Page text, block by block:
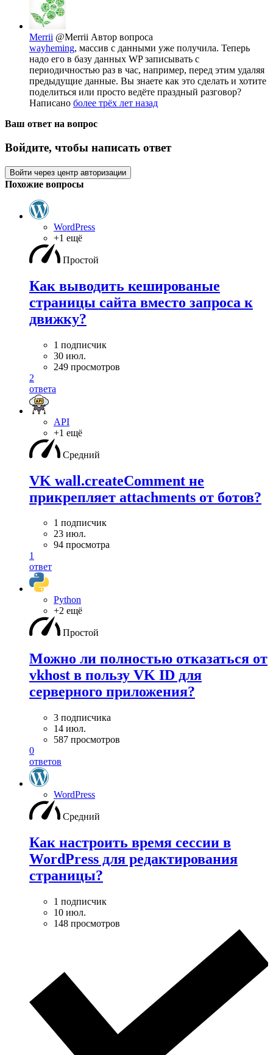
Merrii @Merrii Автор вопроса
wayheming, массив с данными уже получила. Теперь
надо его в базу данных WP записывать с
периодичностью раз в час, например, перед этим удаляя
предыдущие данные. Вы знаете как это сделать и хотите
поделиться или просто ведёте праздный разговор?
Написано более трёх лет назад
Ваш ответ на вопрос
Войдите, чтобы написать ответ
Войти через центр авторизации
Похожие вопросы
WordPress
+1 ещё
Простой
Как выводить кешированые
страницы сайта вместо запроса к
движку?
1 подписчик
30 июл.
249 просмотров
2
ответа
API
+1 ещё
Средний
VK wall.createComment не
прикрепляет attachments от ботов?
1 подписчик
23 июл.
94 просмотра
1
ответ
Python
+2 ещё
Простой
Можно ли полностью отказаться от
vkhost в пользу VK ID для
серверного приложения?
3 подписчика
14 июл.
587 просмотров
0
ответов
WordPress
Средний
Как настроить время сессии в
WordPress для редактирования
страницы?
1 подписчик
10 июл.
148 просмотров